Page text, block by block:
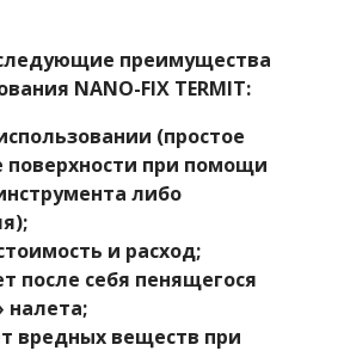
преимущества
NANO-FIX TERMIT:
(простое
поверхности при помощи
либо
и расход;
после себя пенящегося
налета;
вредных веществ при